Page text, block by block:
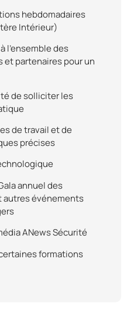
hebdomadaires
Intérieur)
l’ensemble des
et partenaires pour un
de solliciter les
de travail et de
précises
annuel des
autres événements
ANews Sécurité
formations